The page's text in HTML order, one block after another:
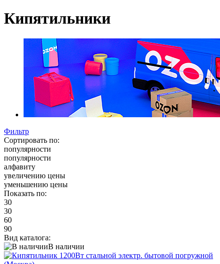
Кипятильники
Фильтр
Сортировать по:
популярности
популярности
алфавиту
увеличению цены
уменьшению цены
Показать по:
30
30
60
90
Вид каталога:
В наличии